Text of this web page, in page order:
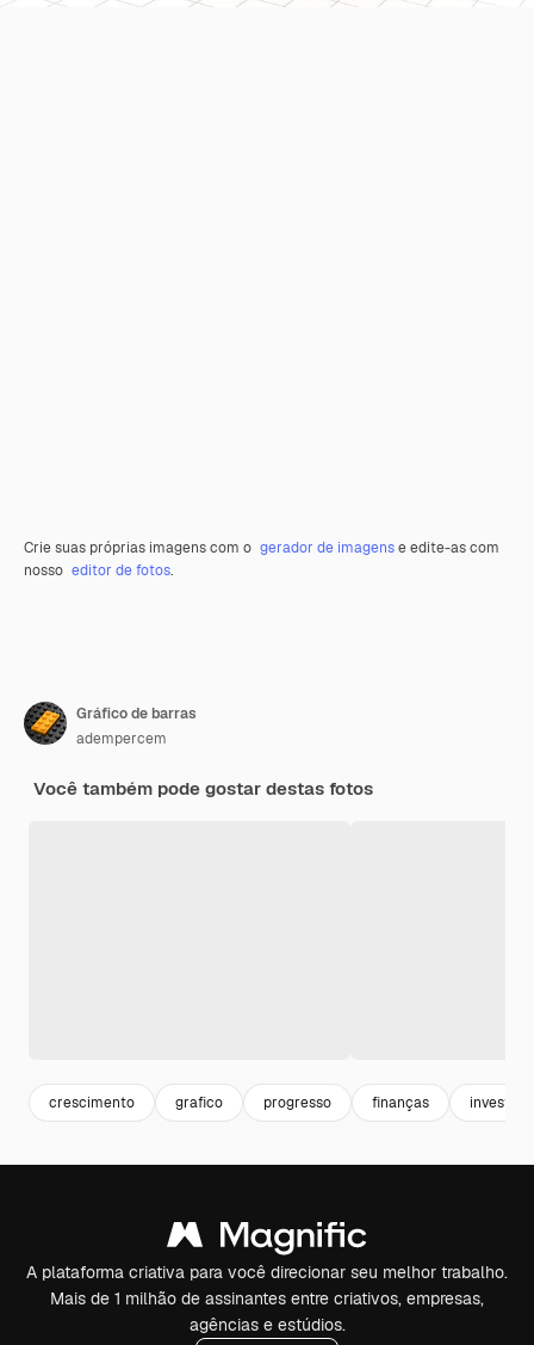
Crie suas próprias imagens com o gerador de imagense edite-as com
nosso editor de fotos.
Gráfico de barras
adempercem
Você também pode gostar destas fotos
crescimento grafico progresso finanças
A plataforma criativa para você direcionar seu melhor trabalho.
Mais de 1 milhão de assinantes entre criativos, empresas,
agências e estúdios.